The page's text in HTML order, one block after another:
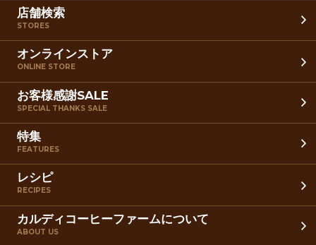
店舗検索
STORES
オンラインストア
ONLINE STORE
お客様感謝SALE
SPECIAL THANKS SALE
特集
FEATURES
レシピ
RECIPES
カルディコーヒーファームについて
ABOUT US